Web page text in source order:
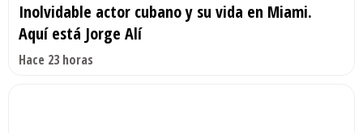
Inolvidable actor cubano y su vida en Miami.
Aquí está Jorge Alí
Hace 23 horas